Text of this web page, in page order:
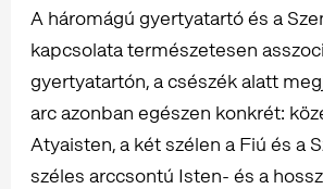
A háromágú gyertyatartó és a
kapcsolata természetesen
gyertyatartón, a csészék alatt
arc azonban egészen konkrét:
Atyaisten, a két szélen a Fiú és a
széles arccsontú Isten- és a